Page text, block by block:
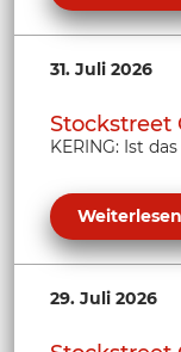
31. Juli 2026
Stockstreet
KERING: Ist
29. Juli 2026